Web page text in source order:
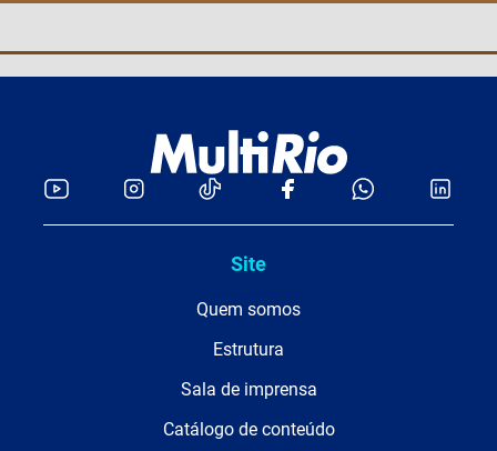
Site
Quem somos
Estrutura
Sala de imprensa
Catálogo de conteúdo